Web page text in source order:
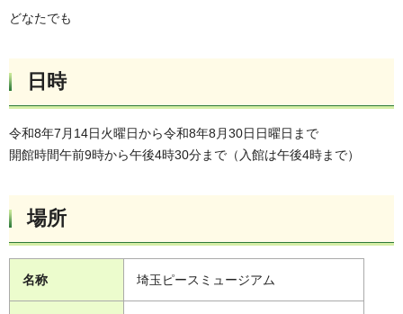
どなたでも
日時
令和8年7月14日火曜日から令和8年8月30日日曜日まで
開館時間午前9時から午後4時30分まで（入館は午後4時まで）
場所
名称 埼玉ピースミュージアム